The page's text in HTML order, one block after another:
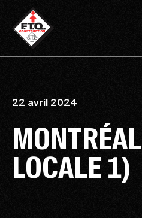
22 avril 2024
LOCALE 1)